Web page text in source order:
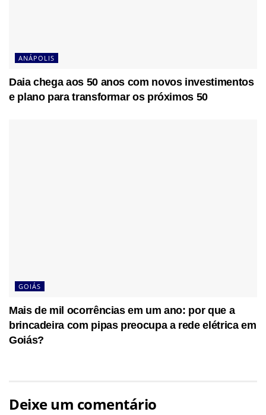
ANÁPOLIS
Daia chega aos 50 anos com novos investimentos
e plano para transformar os próximos 50
GOIÁS
Mais de mil ocorrências em um ano: por que a
brincadeira com pipas preocupa a rede elétrica em
Goiás?
Deixe um comentário